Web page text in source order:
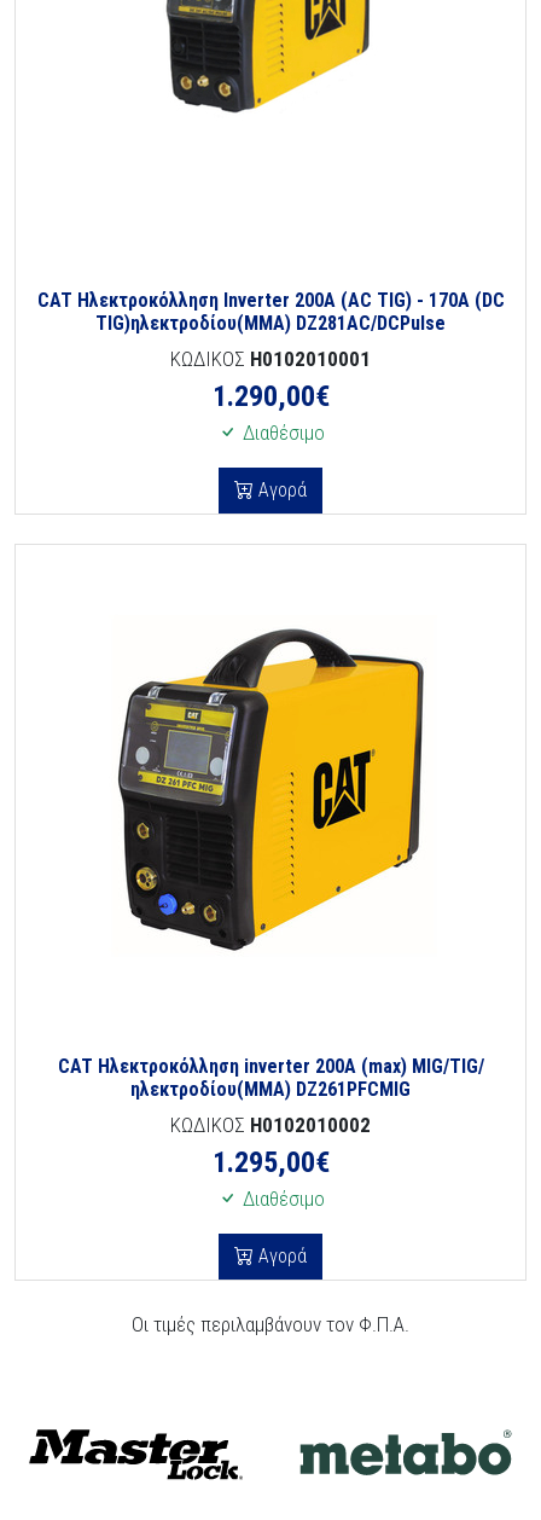
CAT Ηλεκτροκόλληση Inverter 200A (AC TIG) - 170A (DC
TIG)ηλεκτροδίου(MMA) DZ281AC/DCPulse
ΚΩΔΙΚΟΣ H0102010001
1.290,00€
Διαθέσιμο
Αγορά
CAT Ηλεκτροκόλληση inverter 200A (max) MIG/TIG/
ηλεκτροδίου(MMA) DZ261PFCMIG
ΚΩΔΙΚΟΣ H0102010002
1.295,00€
Διαθέσιμο
Αγορά
Οι τιμές περιλαμβάνουν τον Φ.Π.Α.